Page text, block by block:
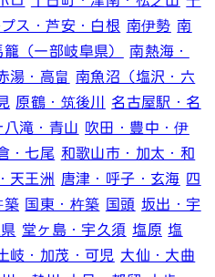
ス・芦安・白根 南伊勢 南
（一部岐阜県）
南熱海・
湯・高畠 南魚沼（塩沢・六
原鶴・筑後川
名古屋駅・名
滝・青山 吹田・豊中・伊
・七尾 和歌山市・加太・和
天王洲 唐津・呼子・玄海 四
築 国東・杵築 国頭 坂出・宇
堂ヶ島・宇久須 塩原 塩
岐・加茂・可児 大仙・大曲